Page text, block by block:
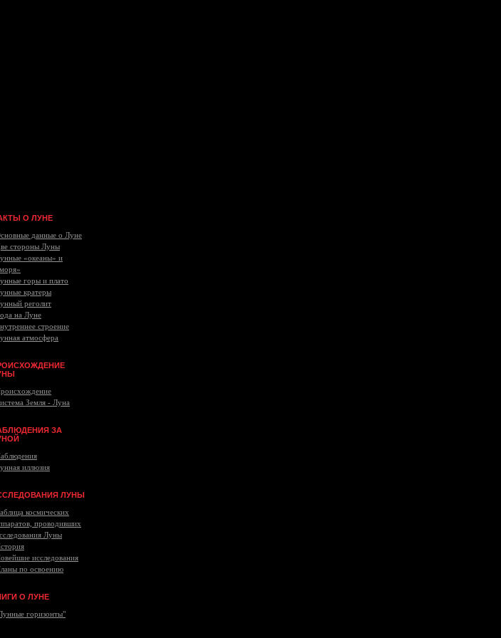
О ЛУНЕ
данные о Луне
стороны Луны
«океаны» и
горы и плато
кратеры
реголит
на Луне
строение
атмосфера
Земля - Луна
ЗА
иллюзия
ЛУНЫ
космических
проводивших
Луны
исследования
по освоению
О ЛУНЕ
горизонты"